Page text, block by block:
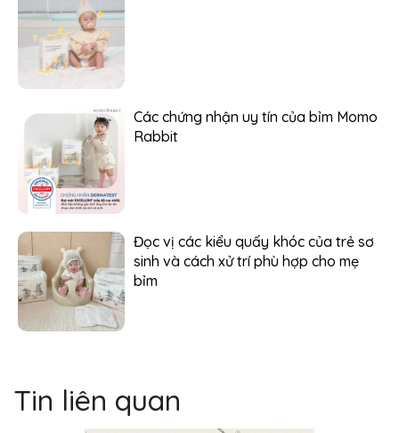
Các chứng nhận uy tín của bỉm Momo
Rabbit
Đọc vị các kiểu quấy khóc của trẻ sơ
sinh và cách xử trí phù hợp cho mẹ
bỉm
Tin liên quan